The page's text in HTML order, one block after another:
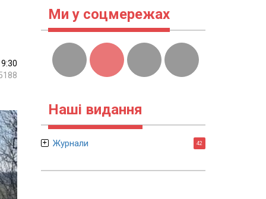
Ми у соцмережах
Наші видання
Журнали 42